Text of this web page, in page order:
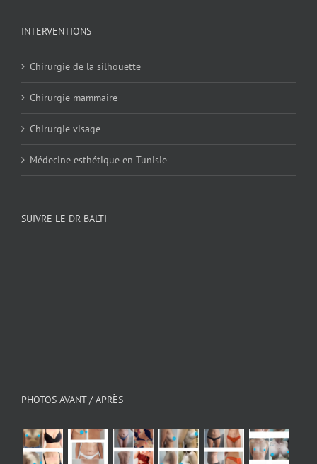
INTERVENTIONS
Chirurgie de la silhouette
Chirurgie mammaire
Chirurgie visage
Médecine esthétique en Tunisie
SUIVRE LE DR BALTI
PHOTOS AVANT / APRÈS